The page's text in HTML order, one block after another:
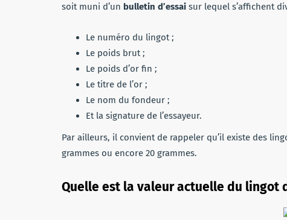
soit muni d’un bulletin d’essai sur lequel s’affichent
Le numéro du lingot ;
Le poids brut ;
Le poids d’or fin ;
Le titre de l’or ;
Le nom du fondeur ;
Et la signature de l’essayeur.
Par ailleurs, il convient de rappeler qu’il existe des
grammes ou encore 20 grammes.
Quelle est la valeur actuelle du lingot